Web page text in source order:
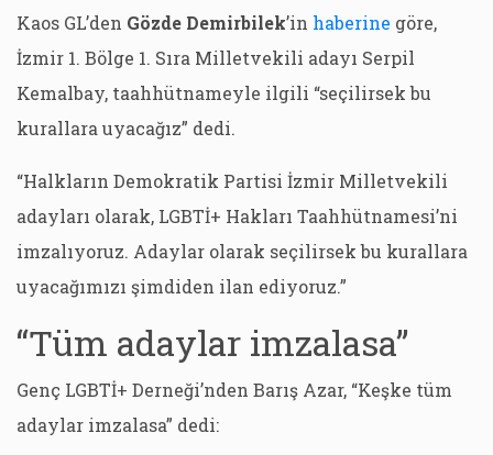
Kaos GL’den Gözde Demirbilek’in haberine göre,
İzmir 1. Bölge 1. Sıra Milletvekili adayı Serpil
Kemalbay, taahhütnameyle ilgili “seçilirsek bu
kurallara uyacağız” dedi.
“Halkların Demokratik Partisi İzmir Milletvekili
adayları olarak, LGBTİ+ Hakları Taahhütnamesi’ni
imzalıyoruz. Adaylar olarak seçilirsek bu kurallara
uyacağımızı şimdiden ilan ediyoruz.”
“Tüm adaylar imzalasa”
Genç LGBTİ+ Derneği’nden Barış Azar, “Keşke tüm
adaylar imzalasa” dedi: